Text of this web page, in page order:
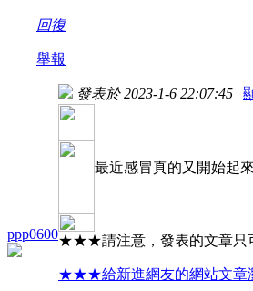
回復
舉報
ppp0600
發表於 2023-1-6 22:07:45 |
最近感冒真的又開始起
★★★請注意，發表的文章只
★★★給新進網友的網站文